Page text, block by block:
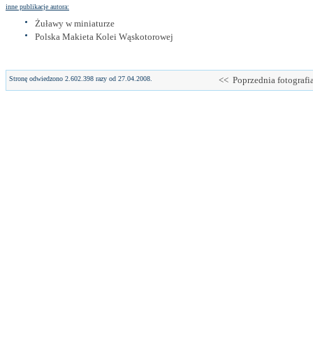
inne publikacje autora:
Żuławy w miniaturze
Polska Makieta Kolei Wąskotorowej
Stronę odwiedzono 2.602.398 razy od 27.04.2008. << Poprzednia